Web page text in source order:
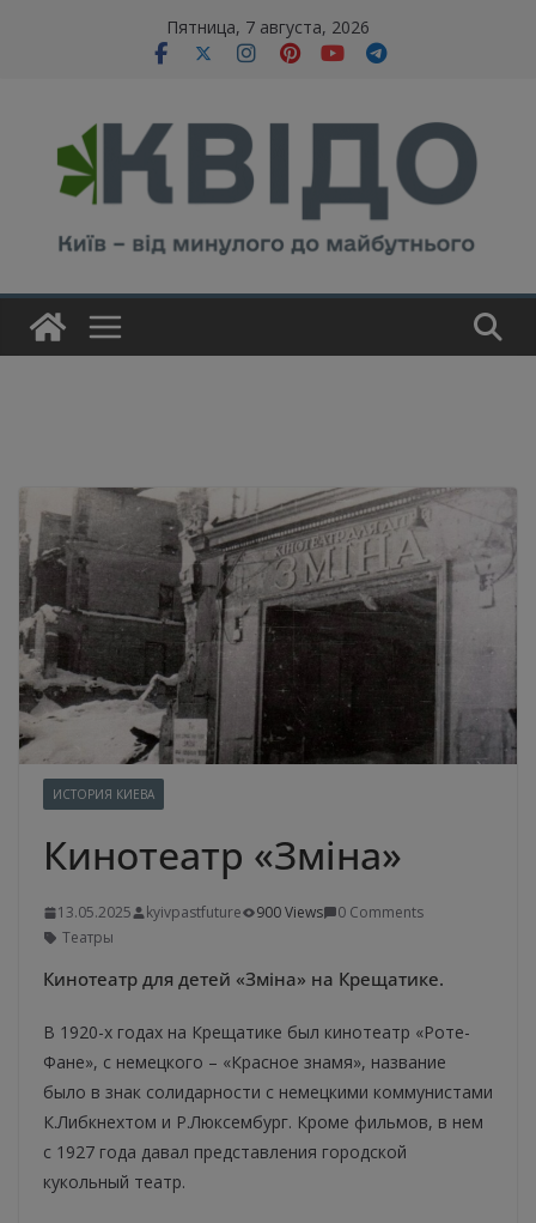
Пятница, 7 августа, 2026
ИСТОРИЯ КИЕВА
Кинотеатр «Зміна»
13.05.2025 kyivpastfuture 900 Views
0 Comments
Театры
Кинотеатр для детей «Зміна» на Крещатике.
В 1920-х годах на Крещатике был кинотеатр «Роте-
Фане», с немецкого – «Красное знамя», название
было в знак солидарности с немецкими коммунистами
К.Либкнехтом и Р.Люксембург. Кроме фильмов, в нем
с 1927 года давал представления городской
кукольный театр.
modal-check